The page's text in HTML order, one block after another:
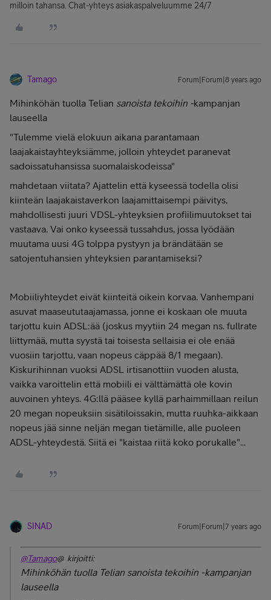
milloin tahansa. Chat-yhteys asiakaspalveluumme 24/7
Tamago Forum|Forum|8 years ago
Mihinköhän tuolla Telian sanoista tekoihin -kampanjan
lauseella
"Tulemme vielä elokuun aikana parantamaan
laajakaistayhteyksiämme, jolloin yhteydet paranevat
sadoissatuhansissa suomalaiskodeissa"
mahdetaan viitata? Ajattelin että kyseessä todella olisi
kiinteän laajakaistaverkon laajamittaisempi päivitys,
mahdollisesti juuri VDSL-yhteyksien profiilimuutokset tai
vastaava. Vai onko kyseessä tussahdus, jossa lyödään
muutama uusi 4G tolppa pystyyn ja brändätään se
satojentuhansien yhteyksien parantamiseksi?
Mobiiliyhteydet eivät kiinteitä oikein korvaa. Vanhempani
asuvat maaseututaajamassa, jonne ei koskaan ole muuta
tarjottu kuin ADSL:ää (joskus myytiin 24 megan ns. fullrate
liittymää, mutta syystä tai toisesta sellaisia ei ole enää
vuosiin tarjottu, vaan nopeus cäppää 8/1 megaan).
Kiskurihinnan vuoksi ADSL irtisanottiin vuoden alusta,
vaikka varoittelin että mobiili ei välttämättä ole kovin
auvoinen yhteys. 4G:llä pääsee kyllä parhaimmillaan reilun
20 megan nopeuksiin sisätiloissakin, mutta ruuhka-aikkaan
nopeus jää sinne neljän megan tietämille, alle puoleen
ADSL-yhteydestä. Siitä ei "kaistaa riitä koko porukalle"...
SINAD Forum|Forum|7 years ago
@Tamago@ kirjoitti:
Mihinköhän tuolla Telian sanoista tekoihin -kampanjan
lauseella